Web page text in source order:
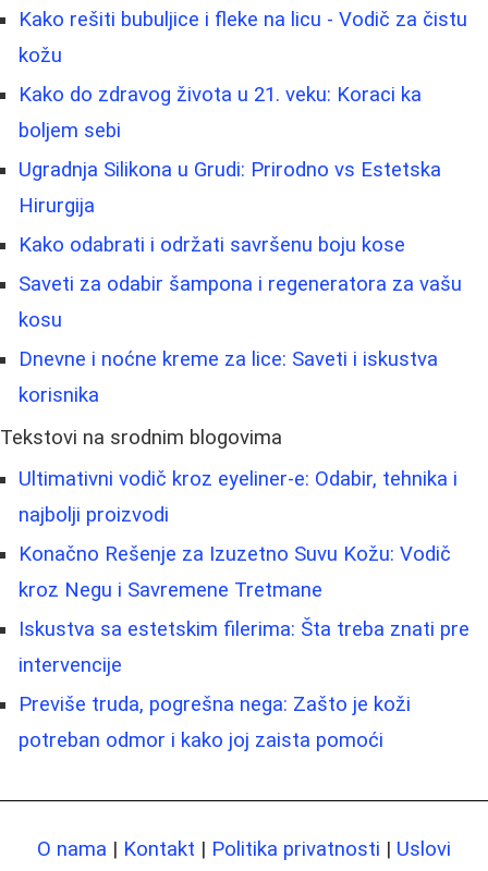
Kako rešiti bubuljice i fleke na licu - Vodič za čistu
kožu
Kako do zdravog života u 21. veku: Koraci ka
boljem sebi
Ugradnja Silikona u Grudi: Prirodno vs Estetska
Hirurgija
Kako odabrati i održati savršenu boju kose
Saveti za odabir šampona i regeneratora za vašu
kosu
Dnevne i noćne kreme za lice: Saveti i iskustva
korisnika
Tekstovi na srodnim blogovima
Ultimativni vodič kroz eyeliner-e: Odabir, tehnika i
najbolji proizvodi
Konačno Rešenje za Izuzetno Suvu Kožu: Vodič
kroz Negu i Savremene Tretmane
Iskustva sa estetskim filerima: Šta treba znati pre
intervencije
Previše truda, pogrešna nega: Zašto je koži
potreban odmor i kako joj zaista pomoći
O nama | Kontakt | Politika privatnosti | Uslovi